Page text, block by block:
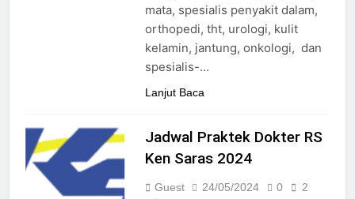
mata, spesialis penyakit dalam,
orthopedi, tht, urologi, kulit
kelamin, jantung, onkologi, dan
spesialis-…
Lanjut Baca
Jadwal Praktek Dokter RS
Ken Saras 2024
Guest 24/05/2024 0
2